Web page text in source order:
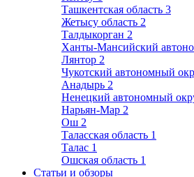
Ташкентская область 3
Жетысу область 2
Талдыкорган 2
Ханты-Мансийский
Лянтор 2
Чукотский автономный
Анадырь 2
Ненецкий автономный
Нарьян-Мар 2
Ош 2
Таласская область 1
Талас 1
Ошская область 1
Статьи и обзоры